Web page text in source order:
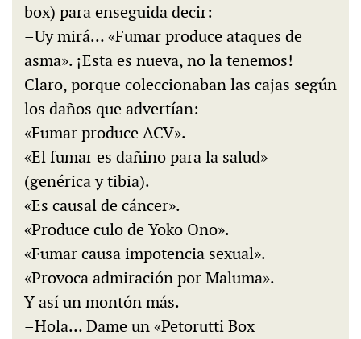
box) para enseguida decir:
–Uy mirá… «Fumar produce ataques de
asma». ¡Esta es nueva, no la tenemos!
Claro, porque coleccionaban las cajas según
los daños que advertían:
«Fumar produce ACV».
«El fumar es dañino para la salud»
(genérica y tibia).
«Es causal de cáncer».
«Produce culo de Yoko Ono».
«Fumar causa impotencia sexual».
«Provoca admiración por Maluma».
Y así un montón más.
–Hola… Dame un «Petorutti Box